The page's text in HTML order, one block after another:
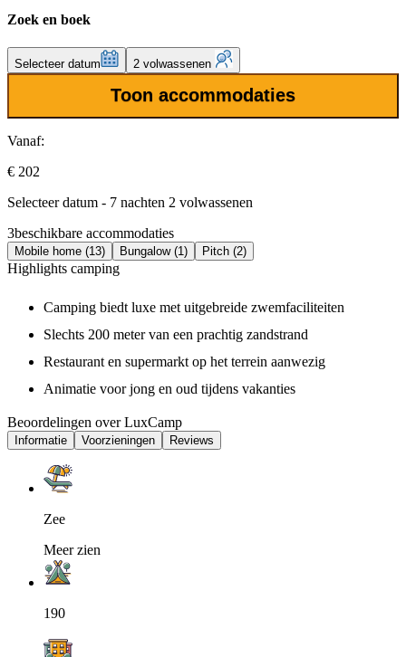
Zoek en boek
Selecteer datum 2 volwassenen
Toon accommodaties
Vanaf:
€ 202
Selecteer datum - 7 nachten 2 volwassenen
3beschikbare accommodaties
Mobile home (13) Bungalow (1) Pitch (2)
Highlights camping
Camping biedt luxe met uitgebreide zwemfaciliteiten
Slechts 200 meter van een prachtig zandstrand
Restaurant en supermarkt op het terrein aanwezig
Animatie voor jong en oud tijdens vakanties
Beoordelingen over LuxCamp
Informatie Voorzieningen Reviews
Zee
Meer zien
190